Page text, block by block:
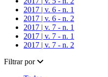
2017 | v. 6 - n. 1
2017 | v. 6 - n. 2
2017 | v. 7 - n. 1
2017 | v. 7 - n. 1
2017 | v. 7 - n. 2
Filtrar por